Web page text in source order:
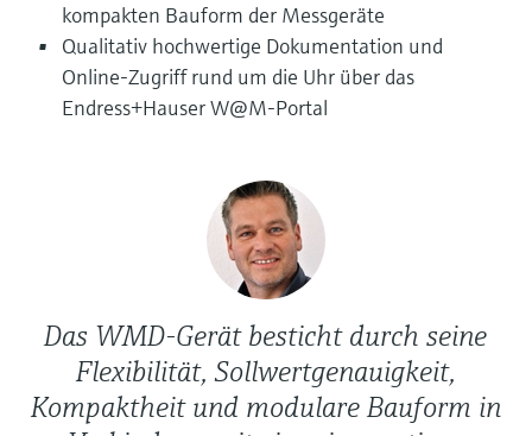
Alle ansehen
kompakten Bauform der Messgeräte
Qualitativ hochwertige Dokumentation und
Online-Zugriff rund um die Uhr über das
Endress+Hauser W@M-Portal
Das WMD-Gerät besticht durch seine
Flexibilität, Sollwertgenauigkeit,
Kompaktheit und modulare Bauform in